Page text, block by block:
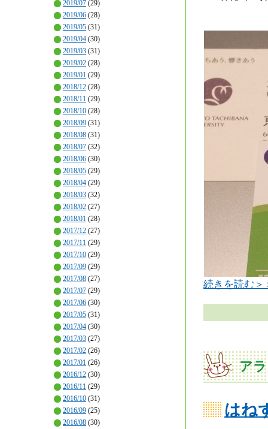
2019/07 (29)
2019/06 (28)
2019/05 (31)
2019/04 (30)
2019/03 (31)
2019/02 (28)
2019/01 (29)
2018/12 (28)
2018/11 (29)
2018/10 (28)
2018/09 (31)
2018/08 (31)
2018/07 (32)
2018/06 (30)
2018/05 (29)
2018/04 (29)
2018/03 (32)
2018/02 (27)
2018/01 (28)
2017/12 (27)
2017/11 (29)
2017/10 (29)
2017/09 (29)
2017/08 (27)
2017/07 (29)
2017/06 (30)
2017/05 (31)
2017/04 (30)
2017/03 (27)
2017/02 (26)
2017/01 (26)
2016/12 (30)
2016/11 (29)
2016/10 (31)
2016/09 (25)
2016/08 (30)
続きを読む＞
ア
はね